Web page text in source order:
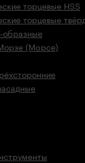
торцевые HSS
торцевые
образные
(Mopce)